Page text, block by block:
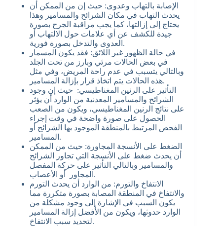
الإصابة بالتهاب وعدوى: حيث إن من الممكن أن
يحدث التهاب في مكان الشرائح والمسامير وهذا
يحتاج إلى إزالتها، كما يجب مراقبة الجرح بصورة
جيدة للكشف عن أي علامات حول الالتهاب أو
العدوى والتدخل بصورة فورية.
في حالة الظهور غير اللائق: فقد يكون المسمار
في بعض الحالات مرئي وبارز من تحت الجلد
وبالتالي يتسبب في عدم راحة المريض، وفي مثل
هذه الحالات يتم اتخاذ قرار بإزالة المسامير.
التأثير على الرنين المغناطيسي: حيث إن وجود
الشرائح والمسامير المعدنية من الوارد أن يؤثر
على نتائج الرنين المغناطيسي، ويكون من الصعب
الحصول على صورة واضحة في وقت إجراء
الفحص المرتبط بالمنطقة الموجود بها الشرائح أو
المسامير.
الضغط على الأنسجة المجاورة: حيث من الممكن
أن يحدث ضغط على الأنسجة التي تجاور الشرائح
والمسامير وبالتالي التأثير على حركة المفصل
المجاور أو الأعصاب.
الانتفاخ والتورم: من الوارد أن يحدث التورم
والانتفاخ في المنطقة المصابة بصورة متكررة مما
يكون السبب في الإشارة إلى وجود مشكلة من
الوارد حدوثها، ويكون من الأفضل إزالة المسامير
لتحديد سبب الانتفاخ.